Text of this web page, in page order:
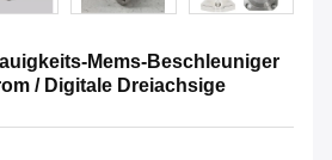
Mems-Beschleuniger
/ Digitale Dreiachsige